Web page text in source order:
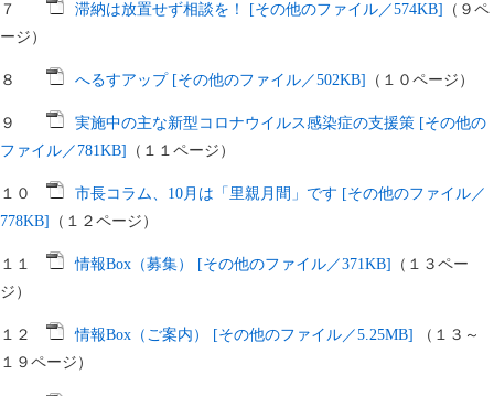
７ 滞納は放置せず相談を！ [その他のファイル／574KB]
（９ペ
ージ）
８ へるすアップ [その他のファイル／502KB] （１０ページ）
９
実施中の主な新型コロナウイルス感染症の支援策 [その他の
ファイル／781KB]
（１１ページ）
１０
市長コラム、10月は「里親月間」です [その他のファイル／
778KB]
（１２ページ）
１１ 情報Box（募集） [その他のファイル／371KB]
（１３ペー
ジ）
１２ 情報Box（ご案内） [その他のファイル／5.25MB]
（１３～
１９ページ）